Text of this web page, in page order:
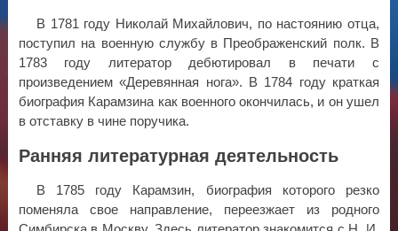
В 1781 году Николай Михайлович, по настоянию отца,
поступил на военную службу в Преображенский полк. В
1783 году литератор дебютировал в печати с
произведением «Деревянная нога». В 1784 году краткая
биография Карамзина как военного окончилась, и он ушел
в отставку в чине поручика.
Ранняя литературная деятельность
В 1785 году Карамзин, биография которого резко
поменяла свое направление, переезжает из родного